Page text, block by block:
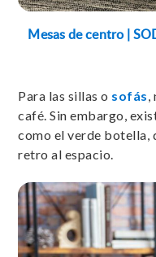
Mesas de centro |
Para las sillas o sofás,
café. Sin embargo,
como el verde botella,
retro al espacio.